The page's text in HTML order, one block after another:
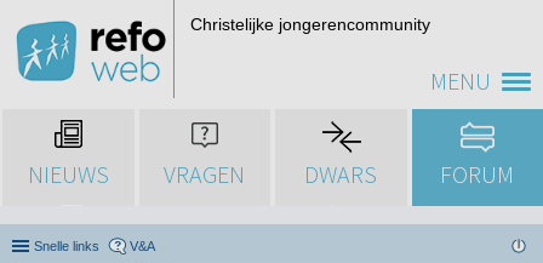
MENU
Christelijke jongerencommunity
NIEUWS VRAGEN DWARS FORUM
Snelle links V&A